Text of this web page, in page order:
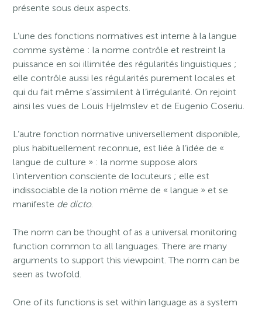
présente sous deux aspects.
L’une des fonctions normatives est interne à la langue
comme système : la norme contrôle et restreint la
puissance en soi illimitée des régularités linguistiques ;
elle contrôle aussi les régularités purement locales et
qui du fait même s’assimilent à l’irrégularité. On rejoint
ainsi les vues de Louis Hjelmslev et de Eugenio Coseriu.
L’autre fonction normative universellement disponible,
plus habituellement reconnue, est liée à l’idée de «
langue de culture » : la norme suppose alors
l’intervention consciente de locuteurs ; elle est
indissociable de la notion même de « langue » et se
manifeste de dicto.
The norm can be thought of as a universal monitoring
function common to all languages. There are many
arguments to support this viewpoint. The norm can be
seen as twofold.
One of its functions is set within language as a system